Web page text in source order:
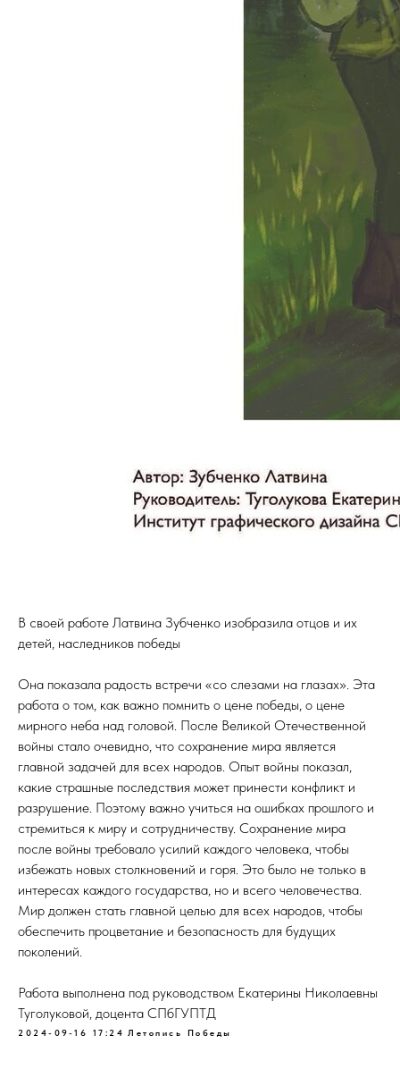
В своей работе Латвина Зубченко изобразила отцов и их
детей, наследников победы
Она показала радость встречи «со слезами на глазах». Эта
работа о том, как важно помнить о цене победы, о цене
мирного неба над головой. После Великой Отечественной
войны стало очевидно, что сохранение мира является
главной задачей для всех народов. Опыт войны показал,
какие страшные последствия может принести конфликт и
разрушение. Поэтому важно учиться на ошибках прошлого и
стремиться к миру и сотрудничеству. Сохранение мира
после войны требовало усилий каждого человека, чтобы
избежать новых столкновений и горя. Это было не только в
интересах каждого государства, но и всего человечества.
Мир должен стать главной целью для всех народов, чтобы
обеспечить процветание и безопасность для будущих
поколений.
Работа выполнена под руководством Екатерины Николаевны
Туголуковой, доцента СПбГУПТД
2024-09-16 17:24 Летопись Победы